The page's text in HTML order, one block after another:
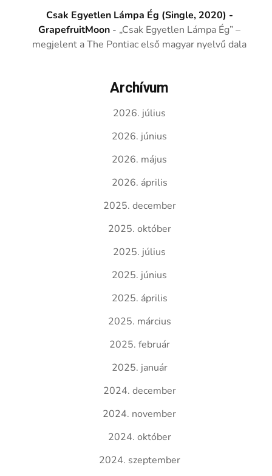
Csak Egyetlen Lámpa Ég (Single, 2020) -
GrapefruitMoon - „Csak Egyetlen Lámpa Ég” –
megjelent a The Pontiac első magyar nyelvű dala
Archívum
2026. július
2026. június
2026. május
2026. április
2025. december
2025. október
2025. július
2025. június
2025. április
2025. március
2025. február
2025. január
2024. december
2024. november
2024. október
2024. szeptember